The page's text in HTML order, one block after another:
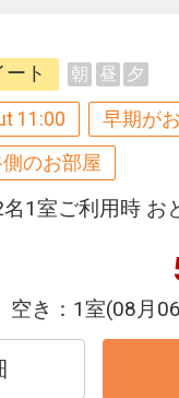
います
０日前までにお
ひとり様２，０
間を過ぎてから
客室タイプ・食事
人員・泊数の増減
合、早期申込割引
の併用はできま
のご旅行代金は
ト 朝 昼 夕
11:00
早期が
のお部屋
名1室ご利用時 お
空き： 1室(08月